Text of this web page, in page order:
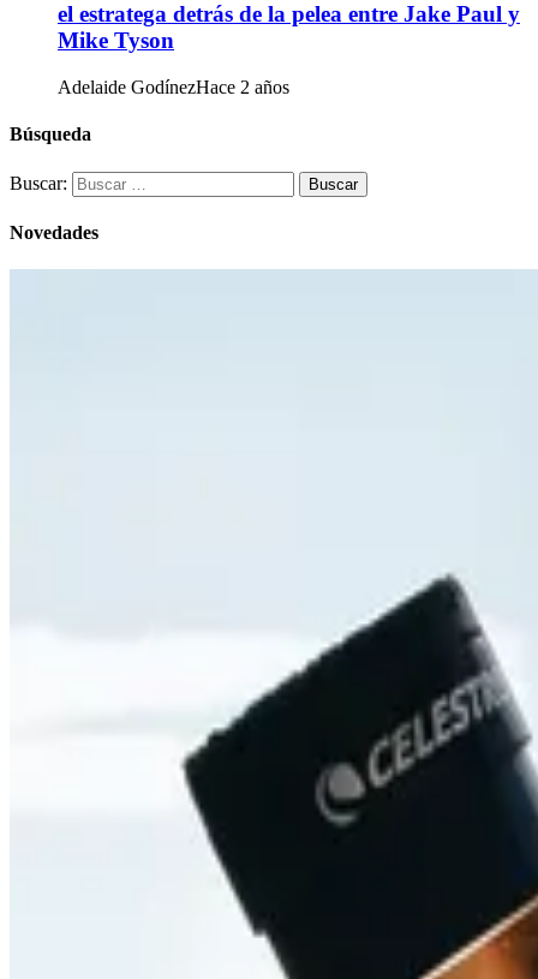
el estratega detrás de la pelea entre Jake Paul y
Mike Tyson
Adelaide GodínezHace 2 años
Búsqueda
Buscar:
Novedades